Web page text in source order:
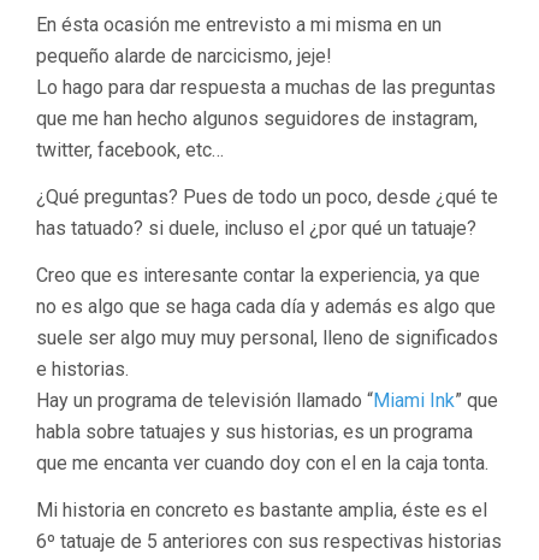
En ésta ocasión me entrevisto a mi misma en un
pequeño alarde de narcicismo, jeje!
Lo hago para dar respuesta a muchas de las preguntas
que me han hecho algunos seguidores de instagram,
twitter, facebook, etc…
¿Qué preguntas? Pues de todo un poco, desde ¿qué te
has tatuado? si duele, incluso el ¿por qué un tatuaje?
Creo que es interesante contar la experiencia, ya que
no es algo que se haga cada día y además es algo que
suele ser algo muy muy personal, lleno de significados
e historias.
Hay un programa de televisión llamado “Miami Ink” que
habla sobre tatuajes y sus historias, es un programa
que me encanta ver cuando doy con el en la caja tonta.
Mi historia en concreto es bastante amplia, éste es el
6º tatuaje de 5 anteriores con sus respectivas historias